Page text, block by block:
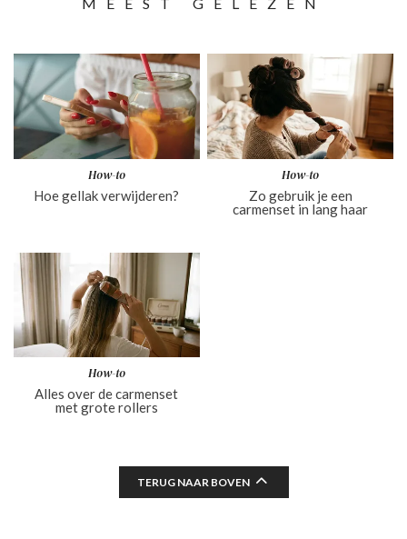
MEEST GELEZEN
How-to
Hoe gellak verwijderen?
How-to
Zo gebruik je een
carmenset in lang haar
How-to
Alles over de carmenset
met grote rollers
TERUG NAAR BOVEN